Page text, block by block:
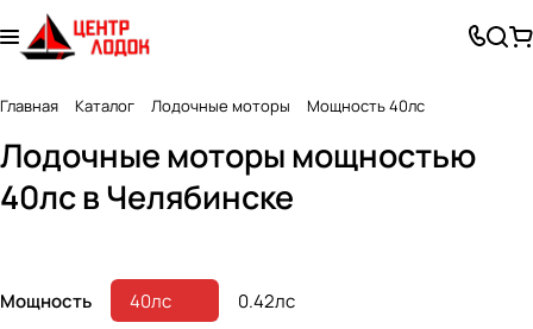
Главная Каталог Лодочные моторы Мощность 40лс
Лодочные моторы мощностью
40лс в Челябинске
Лодочные
бензиновые моторы
77 товаров
Лодочные
электромоторы
Мощность
0.42лс
40лс